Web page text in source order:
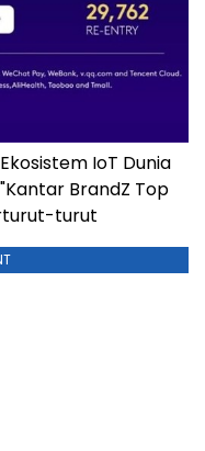
IoT Dunia
BrandZ Top
turut